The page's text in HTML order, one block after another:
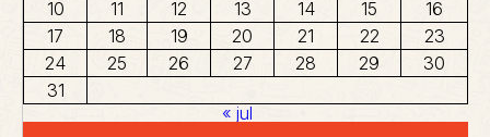
10
11 12 13 14 15
16
17
18 19 20 21 22
23
24
25 26 27 28 29
30
31
« jul